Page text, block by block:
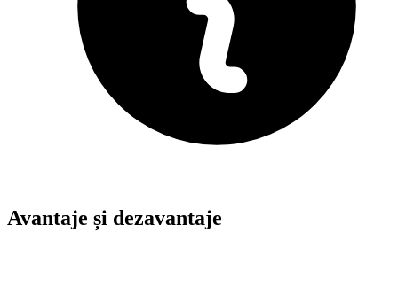
Avantaje și dezavantaje